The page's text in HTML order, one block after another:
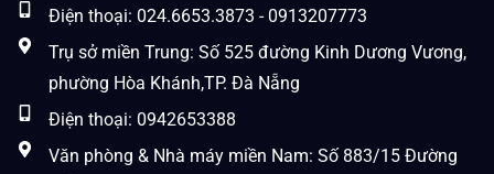
Điện thoại: 024.6653.3873 - 0913207773
Trụ sở miền Trung: Số 525 đường Kinh Dương Vương,
phường Hòa Khánh,TP. Đà Nẵng
Điện thoại: 0942653388
Văn phòng & Nhà máy miền Nam: Số 883/15 Đường